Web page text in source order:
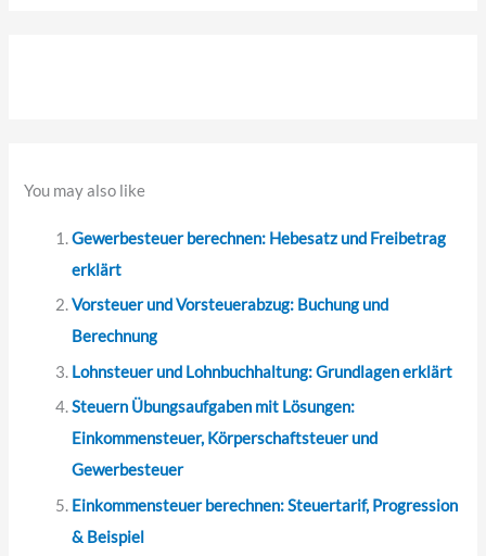
You may also like
Gewerbesteuer berechnen: Hebesatz und Freibetrag
erklärt
Vorsteuer und Vorsteuerabzug: Buchung und
Berechnung
Lohnsteuer und Lohnbuchhaltung: Grundlagen erklärt
Steuern Übungsaufgaben mit Lösungen:
Einkommensteuer, Körperschaftsteuer und
Gewerbesteuer
Einkommensteuer berechnen: Steuertarif, Progression
& Beispiel